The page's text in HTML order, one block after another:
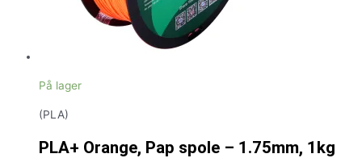
På lager
(PLA)
PLA+ Orange, Pap spole – 1.75mm, 1kg